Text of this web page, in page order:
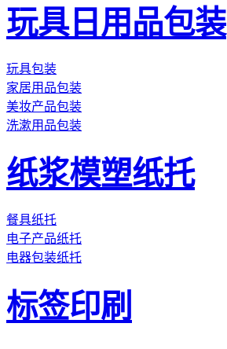
玩具日用品包装
玩具包装
家居用品包装
美妆产品包装
洗漱用品包装
纸浆模塑纸托
餐具纸托
电子产品纸托
电器包装纸托
标签印刷